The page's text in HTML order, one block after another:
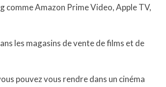
comme Amazon Prime Video, Apple TV,
les magasins de vente de films et de
pouvez vous rendre dans un cinéma